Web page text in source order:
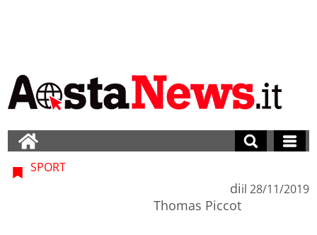
SPORT
di
Thomas Piccot
il 28/11/2019